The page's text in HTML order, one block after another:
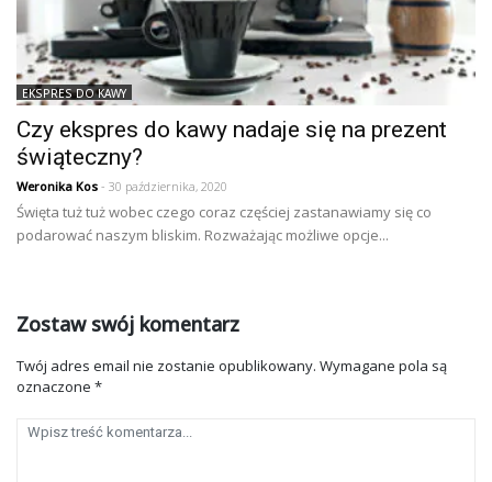
EKSPRES DO KAWY
Czy ekspres do kawy nadaje się na prezent
świąteczny?
Weronika Kos - 30 października, 2020
Święta tuż tuż wobec czego coraz częściej zastanawiamy się co
podarować naszym bliskim. Rozważając możliwe opcje...
Zostaw swój komentarz
Twój adres email nie zostanie opublikowany. Wymagane pola są
oznaczone *